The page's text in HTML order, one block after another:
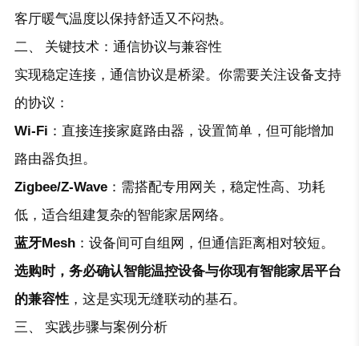
客厅暖气温度以保持舒适又不闷热。
二、 关键技术：通信协议与兼容性
实现稳定连接，通信协议是桥梁。你需要关注设备支持
的协议：
Wi-Fi ：直接连接家庭路由器，设置简单，但可能增加
路由器负担。
Zigbee/Z-Wave：需搭配专用网关，稳定性高、功耗
低，适合组建复杂的智能家居网络。
蓝牙Mesh：设备间可自组网，但通信距离相对较短。
选购时，务必确认智能温控设备与你现有智能家居平台
的兼容性，这是实现无缝联动的基石。
三、 实践步骤与案例分析